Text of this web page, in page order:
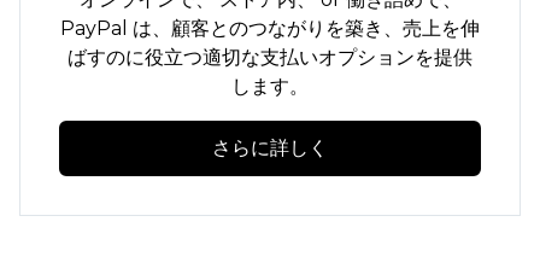
PayPal は、顧客とのつながりを築き、売上を伸
ばすのに役立つ適切な支払いオプションを提供
します。
さらに詳しく